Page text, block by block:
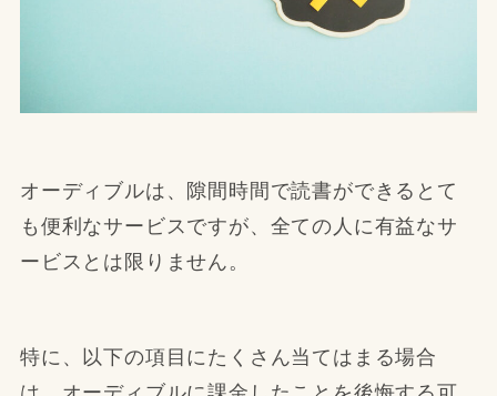
オーディブルは、隙間時間で読書ができるとて
も便利なサービスですが、全ての人に有益なサ
ービスとは限りません。
特に、以下の項目にたくさん当てはまる場合